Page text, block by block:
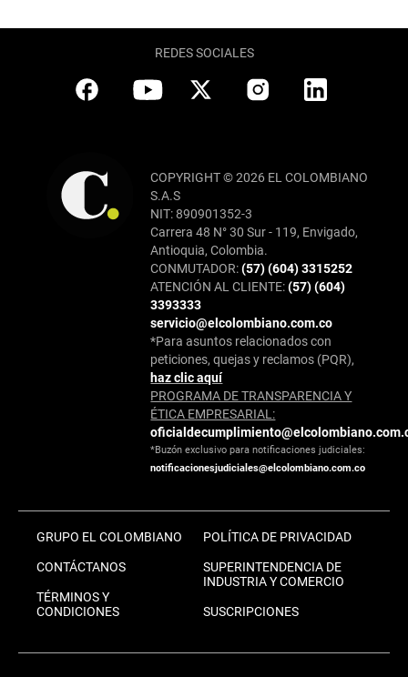
REDES SOCIALES
COPYRIGHT © 2026 EL COLOMBIANO
S.A.S
NIT: 890901352-3
Carrera 48 N° 30 Sur - 119, Envigado,
Antioquia, Colombia.
CONMUTADOR:(57) (604) 3315252
ATENCIÓN AL CLIENTE:(57) (604)
3393333
servicio@elcolombiano.com.co
*Para asuntos relacionados con
peticiones, quejas y reclamos (PQR),
haz clic aquí
PROGRAMA DE TRANSPARENCIA Y
ÉTICA EMPRESARIAL:
*Buzón exclusivo para notificaciones judiciales:
notificacionesjudiciales@elcolombiano.com.co
GRUPO EL COLOMBIANO
CONTÁCTANOS
TÉRMINOS Y
CONDICIONES
POLÍTICA DE PRIVACIDAD
SUPERINTENDENCIA DE
INDUSTRIA Y COMERCIO
SUSCRIPCIONES